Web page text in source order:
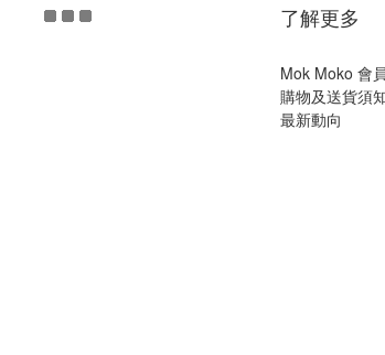
了解更多
Mok Moko 會
購物及送貨須
最新動向